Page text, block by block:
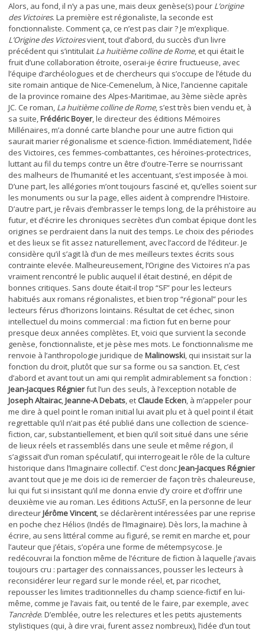
Alors, au fond, il n’y a pas une, mais deux genèse(s) pour L’origine
des Victoires. La première est régionaliste, la seconde est
fonctionnaliste. Comment ça, ce n’est pas clair ? Je m’explique.
L’Origine des Victoiresvient, tout d’abord, du succès d’un livre
précédent qui s’intitulait La huitième colline de Rome, et qui était le
fruit d’une collaboration étroite, oserai-je écrire fructueuse, avec
l’équipe d’archéologues et de chercheurs qui s’occupe de l’étude du
site romain antique de Nice-Cemenelum, à Nice, l’ancienne capitale
de la province romaine des Alpes-Maritimae, au 3ème siècle après
JC. Ce roman, La huitième colline de Rome, s’est très bien vendu et, à
sa suite,Frédéric Boyer, le directeur des éditions Mémoires
Millénaires, m’a donné carte blanche pour une autre fiction qui
saurait marier régionalisme et science-fiction. Immédiatement, l’idée
des Victoires, ces femmes-combattantes, ces héroïnes-protectrices,
luttant au fil du temps contre un être d’outre-Terre se nourrissant
des malheurs de l’humanité et les accentuant, s’est imposée à moi.
D’une part, les allégories m’ont toujours fasciné et, qu’elles soient sur
les monuments ou sur la page, elles aident à comprendre l’Histoire.
D’autre part, je rêvais d’embrasser le temps long, de la préhistoire au
futur, et d’écrire les chroniques secrètes d’un combat épique dont les
origines se perdraient dans la nuit des temps. Le choix des périodes
et des lieux se fit assez naturellement, avec l’accord de l’éditeur. Je
considère qu’il s’agit là d’un de mes meilleurs textes écrits sous
contrainte elevée. Malheureusement, l’Origine des Victoires n’a pas
vraiment rencontré le public auquel il était destiné, en dépit de
bonnes critiques. Sans doute était-il trop “SF” pour les lecteurs
habitués aux romans régionalistes, et bien trop “régional” pour les
lecteurs férus d’horizons lointains. Résultat de cet échec, sinon
intellectuel du moins commercial : ma fiction fut en berne pour
presque deux années complètes. Et, voici que survient la seconde
genèse, fonctionnaliste, et je pèse mes mots. Le fonctionnalisme me
renvoie à l’anthropologie juridique de Malinowski, qui insistait sur la
fonction du droit, plutôt que sur sa forme ou sa sanction. Et, c’est
d’abord et avant tout un ami qui remplit admirablement sa fonction :
Jean-Jacques Régnierfut l’un des seuls, à l’exception notable de
Joseph Altairac,Jeanne-A Debats, et Claude Ecken, à m’appeler pour
me dire à quel point le roman initial lui avait plu et à quel point il était
regrettable qu’il n’ait pas été publié dans une collection de science-
fiction, car, substantiellement, et bien qu’il soit situé dans une série
de lieux réels et rassemblés dans une seule et même région, il
s’agissait d’un roman spéculatif, qui interrogeait le rôle de la culture
historique dans l’Imaginaire collectif. C’est doncJean-Jacques Régnier
avant tout que je me dois ici de remercier de façon très chaleureuse,
lui qui fut si insistant qu’il me donna envie d’y croire et d’offrir une
deuxième vie au roman. Les éditions ActuSF, en la personne de leur
directeurJérôme Vincent, se déclarèrent intéressées par une reprise
en poche chez Hélios (Indés de l’Imaginaire). Dès lors, la machine à
écrire, au sens littéral comme au figuré, se remit en marche et, pour
l’auteur que j’étais, s’opéra une forme de métempsycose. Je
redécouvrai la fonction même de l’écriture de fiction à laquelle j’avais
toujours cru : partager des connaissances, pousser les lecteurs à
reconsidérer leur regard sur le monde réel, et, par ricochet,
repousser les limites traditionnelles du champ science-fictif en lui-
même, comme je l’avais fait, ou tenté de le faire, par exemple, avec
Tancrède. D’emblée, outre les relectures et les petits ajustements
stylistiques (qui, à dire vrai, furent assez nombreux), l’idée d’un tout